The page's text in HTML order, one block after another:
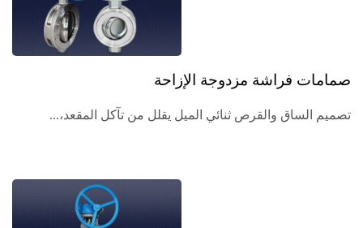
صمامات فراشة مزدوجة الإزاحة
تصميم الساق والقرص ثنائي الميل يقلل من تآكل المقعد،...